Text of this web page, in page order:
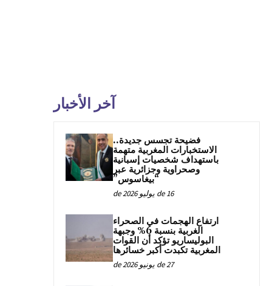
آخر الأخبار
فضيحة تجسس جديدة..
الاستخبارات المغربية متهمة
باستهداف شخصيات إسبانية
وصحراوية وجزائرية عبر
“بيغاسوس”
16 de يوليو de 2026
ارتفاع الهجمات في الصحراء
الغربية بنسبة 6% وجبهة
البوليساريو تؤكد أن القوات
المغربية تكبدت أكبر خسائرها
27 de يونيو de 2026